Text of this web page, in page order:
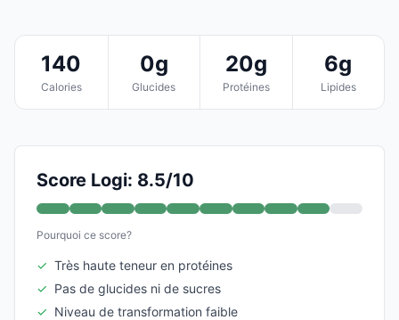
140
Calories
0g
Glucides
20g
Protéines
6g
Lipides
Score Logi: 8.5/10
Pourquoi ce score?
✓ Très haute teneur en protéines
✓ Pas de glucides ni de sucres
✓ Niveau de transformation faible